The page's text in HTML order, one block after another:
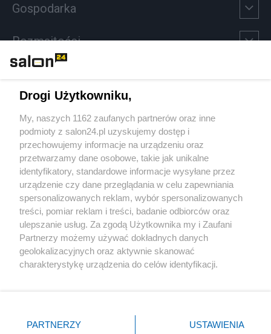
Gospodarka
Rozmaitości
Sport
Społeczeństwo
Kultura
X Facebook Instagram Youtube
Drogi Użytkowniku,
My, naszych 1162 zaufanych partnerów oraz inne
podmioty z salon24.pl uzyskujemy dostęp i
przechowujemy informacje na urządzeniu oraz
przetwarzamy dane osobowe, takie jak unikalne
identyfikatory, standardowe informacje wysyłane przez
urządzenie czy dane przeglądania w celu zapewniania
spersonalizowanych reklam, wybór spersonalizowanych
treści, pomiar reklam i treści, badanie odbiorców oraz
ulepszanie usług. Za zgodą Użytkownika my i Zaufani
Partnerzy możemy używać dokładnych danych
geolokalizacyjnych oraz aktywnie skanować
charakterystykę urządzenia do celów identyfikacji.
zmienić/wycofać klikając przycisk ustawień prywatności
PARTNERZY USTAWIENIA